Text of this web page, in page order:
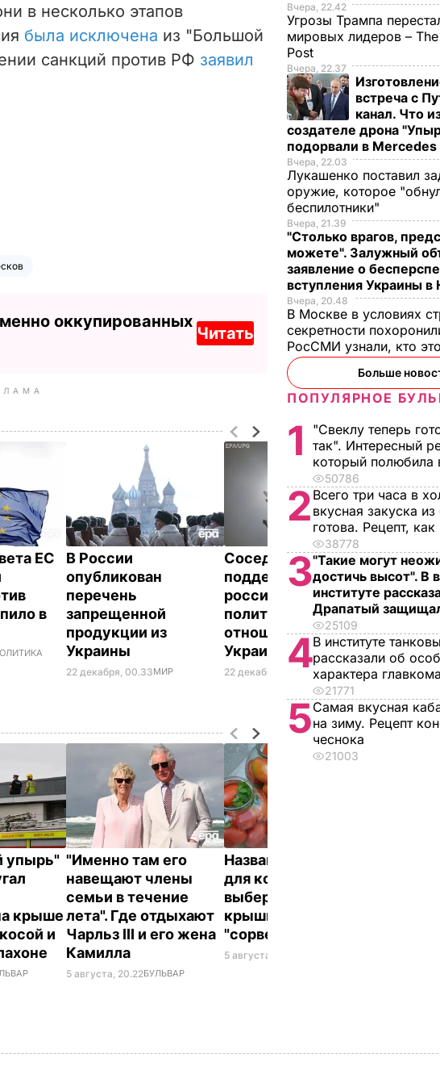
в несколько этапов
была исключена из "Большой
санкций против РФ заявил
оккупированных
Читать
ЕС
в
В России
опубликован
перечень
запрещенной
продукции из
Украины
22 декабря, 00.33МИР
Соседи РФ
поддержали
российскую
политику в
отношении Турции и
Украины
22 декабря, 00.12МИР
Совет
на
21 декабря,
упырь"
крыше
и
"Именно там его
навещают члены
семьи в течение
лета". Где отдыхают
Чарльз III и его жена
Камилла
5 августа, 20.22БУЛЬВАР
Названа лучшая соль
для консервации,
выберите ее – и
крышки на банках не
"сорвет"
5 августа, 19.34
Вчера, 22.42
Угрозы Трампа
мировых лидеров –
Post
Вчера, 22.37
встреча с
канал. Что
создателе дрона
подорвали в Mercedes
Вчера, 22.03
Лукашенко поставил
оружие, которое
беспилотники"
Вчера, 21.39
"Столько врагов,
можете". Залужный
заявление о
вступления Украины
Вчера, 20.48
В Москве в условиях
секретности
РосСМИ узнали, кто
Больше
ПОПУЛЯРНОЕ
1
"Свеклу теперь
так". Интересный
который полюбила
50786
2 Всего три часа в
вкусная закуска
готова. Рецепт,
38778
3"Такие могут
достичь высот". В
институте
Драпатый
25109
4В институте
рассказали об
характера
21771
5Самая вкусная
на зиму. Рецепт
чеснока
21003